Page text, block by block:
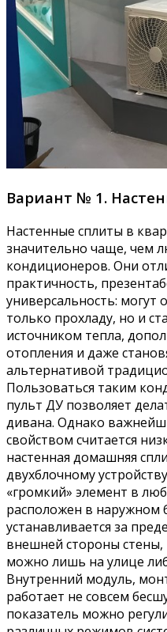
Вариант № 1.
Настенные сплиты в
значительно чаще, чем
кондиционеров. Они
практичность,
универсальность:
только прохладу, но и
источником тепла,
отопления и даже
альтернативой
Пользоваться таким
пульт ДУ позволяет
дивана. Однако
свойством считается
настенная домашняя
двухблочному
«громкий» элемент в
расположен в наружном
устанавливается за
внешней стороны стены,
можно лишь на улице
Внутренний модуль,
работает не совсем
показатель можно